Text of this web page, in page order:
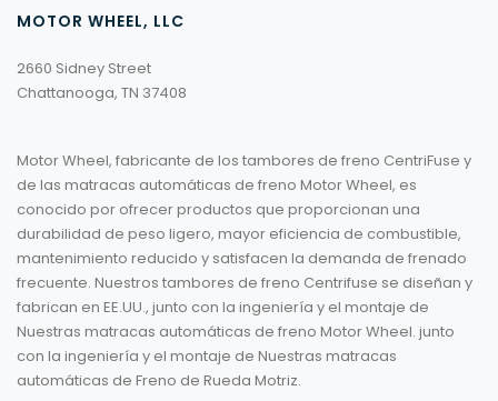
MOTOR WHEEL, LLC
2660 Sidney Street
Chattanooga, TN 37408
Motor Wheel, fabricante de los tambores de freno CentriFuse y
de las matracas automáticas de freno Motor Wheel, es
conocido por ofrecer productos que proporcionan una
durabilidad de peso ligero, mayor eficiencia de combustible,
mantenimiento reducido y satisfacen la demanda de frenado
frecuente. Nuestros tambores de freno Centrifuse se diseñan y
fabrican en EE.UU., junto con la ingeniería y el montaje de
Nuestras matracas automáticas de freno Motor Wheel. junto
con la ingeniería y el montaje de Nuestras matracas
automáticas de Freno de Rueda Motriz.